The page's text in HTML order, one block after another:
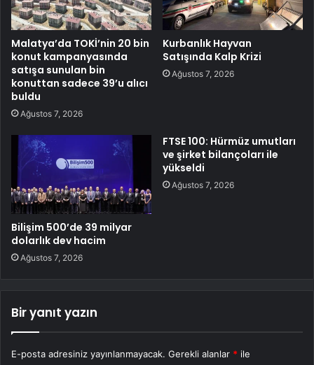
Malatya’da TOKİ’nin 20 bin
konut kampanyasında
satışa sunulan bin
konuttan sadece 39’u alıcı
buldu
Ağustos 7, 2026
Kurbanlık Hayvan
Satışında Kalp Krizi
Ağustos 7, 2026
Bilişim 500’de 39 milyar
dolarlık dev hacim
Ağustos 7, 2026
FTSE 100: Hürmüz umutları
ve şirket bilançoları ile
yükseldi
Ağustos 7, 2026
Bir yanıt yazın
E-posta adresiniz yayınlanmayacak. Gerekli alanlar * ile